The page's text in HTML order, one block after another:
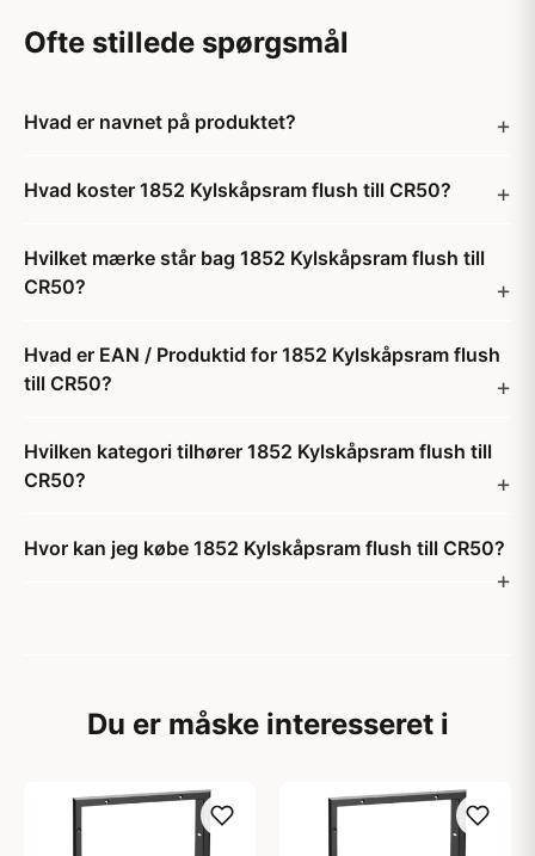
Ofte stillede spørgsmål
Hvad er navnet på produktet?
Hvad koster 1852 Kylskåpsram flush till CR50?
Hvilket mærke står bag 1852 Kylskåpsram flush till
CR50?
Hvad er EAN / Produktid for 1852 Kylskåpsram flush
till CR50?
Hvilken kategori tilhører 1852 Kylskåpsram flush till
CR50?
Hvor kan jeg købe 1852 Kylskåpsram flush till CR50?
Du er måske interesseret i